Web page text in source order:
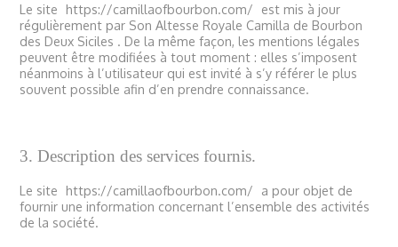
Le site https://camillaofbourbon.com/
est mis à jour
régulièrement par Son Altesse Royale Camilla de Bourbon
des Deux Siciles . De la même façon, les mentions légales
peuvent être modifiées à tout moment : elles s’imposent
néanmoins à l’utilisateur qui est invité à s’y référer le plus
souvent possible afin d’en prendre connaissance.
3. Description des services fournis.
Le site https://camillaofbourbon.com/
a pour objet de
fournir une information concernant l’ensemble des activités
de la société.